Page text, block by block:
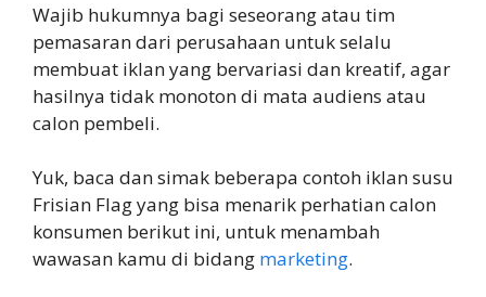
Wajib hukumnya bagi seseorang atau tim
pemasaran dari perusahaan untuk selalu
membuat iklan yang bervariasi dan kreatif, agar
hasilnya tidak monoton di mata audiens atau
calon pembeli.
Yuk, baca dan simak beberapa contoh iklan susu
Frisian Flag yang bisa menarik perhatian calon
konsumen berikut ini, untuk menambah
wawasan kamu di bidang marketing.